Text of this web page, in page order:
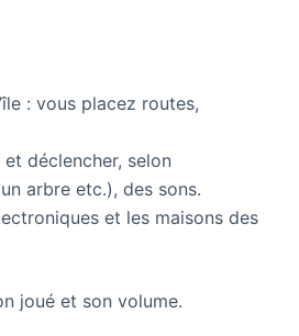
: vous placez routes,
déclencher, selon
arbre etc.), des sons.
et les maisons des
joué et son volume.